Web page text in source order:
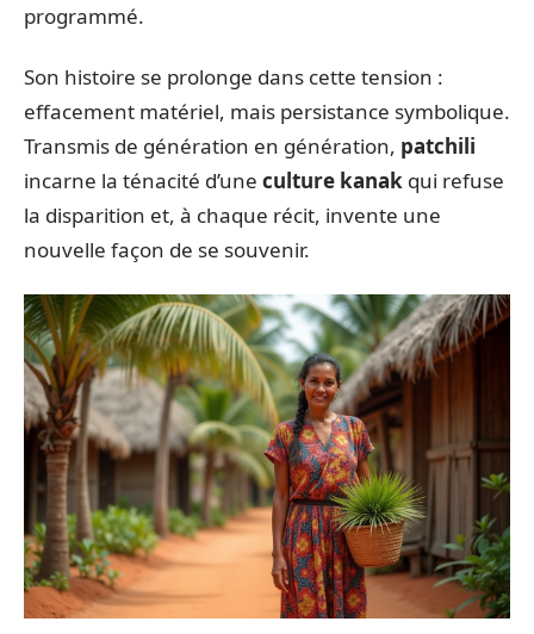
programmé.
Son histoire se prolonge dans cette tension :
effacement matériel, mais persistance symbolique.
Transmis de génération en génération, patchili
incarne la ténacité d’une culture kanak qui refuse
la disparition et, à chaque récit, invente une
nouvelle façon de se souvenir.